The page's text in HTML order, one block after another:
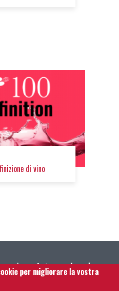
di vino
per migliorare la vostra